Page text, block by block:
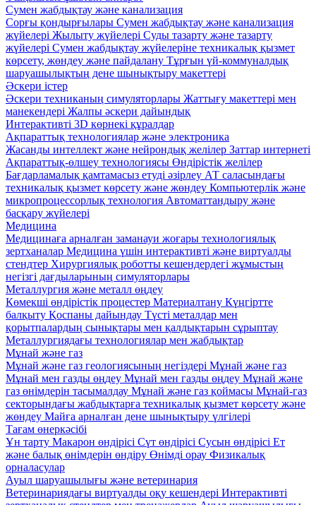
Сумен жабдықтау және канализация
Сорғы қондырғылары Сумен жабдықтау және канализация
жүйелері Жылыту жүйелері Суды тазарту және тазарту
жүйелері Сумен жабдықтау жүйелеріне техникалық қызмет
көрсету, жөндеу және пайдалану Тұрғын үй-коммуналдық
шаруашылықтың дене шынықтыру макеттері
Әскери істер
Әскери техниканың симуляторлары Жаттығу макеттері мен
манекендері Жалпы әскери дайындық
Интерактивті 3D көрнекі құралдар
Ақпараттық технологиялар және электроника
Жасанды интеллект және нейрондық желілер Заттар интернеті
Ақпараттық-өлшеу технологиясы Өндірістік желілер
Бағдарламалық қамтамасыз етуді әзірлеу АТ саласындағы
техникалық қызмет көрсету және жөндеу Компьютерлік және
микропроцессорлық технология Автоматтандыру және
басқару жүйелері
Медицина
Медицинаға арналған заманауи жоғары технологиялық
зертханалар Медицина үшін интерактивті және виртуалды
стендтер Хирургиялық роботты кешендердегі жұмыстың
негізгі дағдыларының симуляторлары
Металлургия және металл өңдеу
Көмекші өндірістік процестер Материалтану Күңгіртте
балқыту Қоспаны дайындау Түсті металдар мен
қорытпалардың сынықтары мен қалдықтарын сұрыптау
Металлургиядағы технологиялар мен жабдықтар
Мұнай және газ
Мұнай және газ геологиясының негіздері Мұнай және газ
Мұнай мен газды өңдеу Мұнай мен газды өңдеу Мұнай және
газ өнімдерін тасымалдау Мұнай және газ қоймасы Мұнай-газ
секторындағы жабдықтарға техникалық қызмет көрсету және
жөндеу Майға арналған дене шынықтыру үлгілері
Тағам өнеркәсібі
Ұн тарту Макарон өндірісі Сүт өндірісі Сусын өндірісі Ет
және балық өнімдерін өндіру Өнімді орау Физикалық
орналасулар
Ауыл шаруашылығы және ветеринария
Ветеринариядағы виртуалды оқу кешендері Интерактивті